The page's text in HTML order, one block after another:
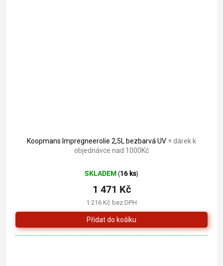
Koopmans Impregneerolie 2,5L bezbarvá UV + dárek k
objednávce nad 1000Kč
SKLADEM (16 ks)
1 216 Kč bez DPH
1 471 Kč